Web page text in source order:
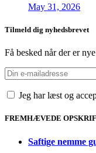
May 31, 2026
Tilmeld dig nyhedsbrevet
Få besked når der er
Jeg har læst og
FREMHÆVEDE
Saftige nemme